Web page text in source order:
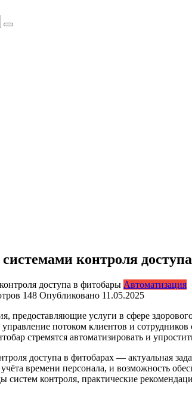
контроля
Автоматизация
148 Опубликовано 11.05.2025
предоставляющие услуги в сфере
потоком клиентов и
стремятся автоматизировать и
доступа в фитобарах — актуальная
времени персонала, и возможность
систем контроля, практические